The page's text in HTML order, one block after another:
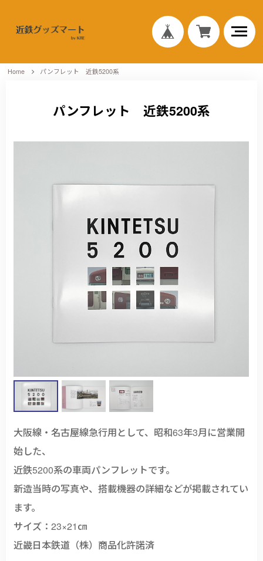
Home パンフレット 近鉄5200系
パンフレット 近鉄5200系
大阪線・名古屋線急行用として、昭和63年3月に営業開
始した、
近鉄5200系の車両パンフレットです。
新造当時の写真や、搭載機器の詳細などが掲載されてい
ます。
サイズ：23×21㎝
近畿日本鉄道（株）商品化許諾済